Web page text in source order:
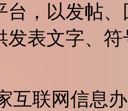
台，以发帖
发表文字、
互联网信息